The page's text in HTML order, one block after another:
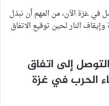
في غزة الآن، من المهم أن نبذل
النار لحين توقيع الاتفاق
إلى اتفاق
الحرب في غزة